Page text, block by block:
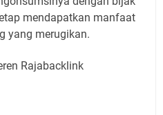
mendapatkan manfaat
yang merugikan.